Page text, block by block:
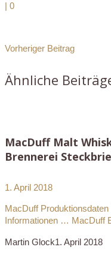
| 0
Vorheriger Beitrag
Ähnliche
MacDuff Malt
Brennerei
1. April 2018
MacDuff
Informationen … MacDuff
Martin Glock1. April 2018